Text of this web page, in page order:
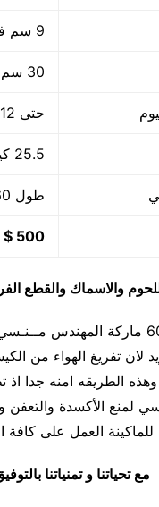
9 سم في 36 سم في 32 سم
30 سم
حتى 12 قطعة بالدقيقة اى 720 بالساعة او حسب حجم القطعة
25.5 كيلو
طول 60 سم في عرض 56 سم في ارتفاع 60 سم
500 $
والاسماك والقطع
تتميز الماكينة موديل 601
لان تفريغ الهواء من
لمنع الأكسدة
العمل على كافة
مع تحياتنا و تمنياتنا